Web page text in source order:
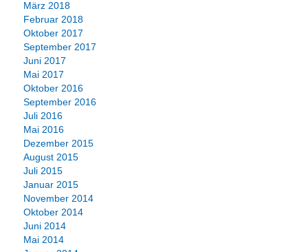
März 2018
Februar 2018
Oktober 2017
September 2017
Juni 2017
Mai 2017
Oktober 2016
September 2016
Juli 2016
Mai 2016
Dezember 2015
August 2015
Juli 2015
Januar 2015
November 2014
Oktober 2014
Juni 2014
Mai 2014